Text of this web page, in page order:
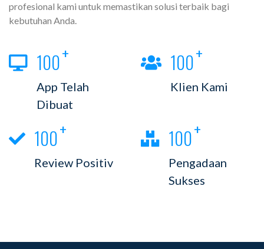
profesional kami untuk memastikan solusi terbaik bagi
kebutuhan Anda.
100
App Telah
Dibuat
100
Klien Kami
100
Review Positiv
100
Pengadaan
Sukses